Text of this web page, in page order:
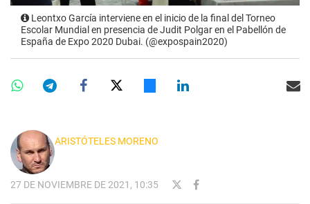
Leontxo García interviene en el inicio de la final del Torneo
Escolar Mundial en presencia de Judit Polgar en el Pabellón de
España de Expo 2020 Dubai. (@expospain2020)
ARISTÓTELES MORENO
27 DE NOVIEMBRE DE 2021, 10:35